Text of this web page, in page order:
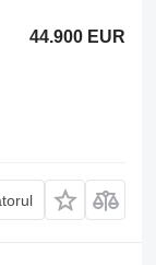
44.900 EUR